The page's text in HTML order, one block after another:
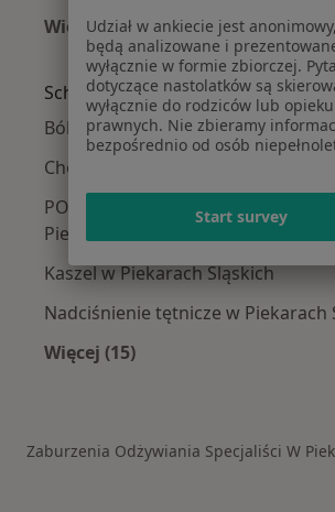
Więcej (14)
Więcej w kategorii: W
Schorzenia w Piekarach Śląskich
Bóle brzucha w Piekarach Śląskich
Choroby wewnętrzne w Piekarach
POChP – przewlekła obturacyjna
Piekarach Śląskich
Kaszel w Piekarach Śląskich
Nadciśnienie tętnicze w Piekarach
Więcej (15)
Zaburzenia Odżywiania Specjaliści W
Udział w ankiecie jest
będą analizowane i
wyłącznie w formie zbiorczej.
dotyczące nastolatków są
wyłącznie do rodziców lub
prawnych. Nie zbieramy
bezpośrednio od osób
Start survey